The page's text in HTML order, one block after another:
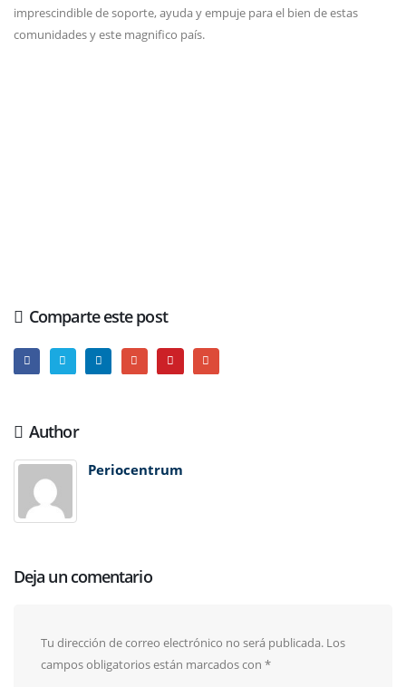
imprescindible de soporte, ayuda y empuje para el bien de estas
comunidades y este magnifico país.
Comparte este post
Author
Periocentrum
Deja un comentario
Tu dirección de correo electrónico no será publicada. Los
campos obligatorios están marcados con *